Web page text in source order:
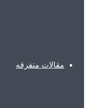
مقالات متفرقه